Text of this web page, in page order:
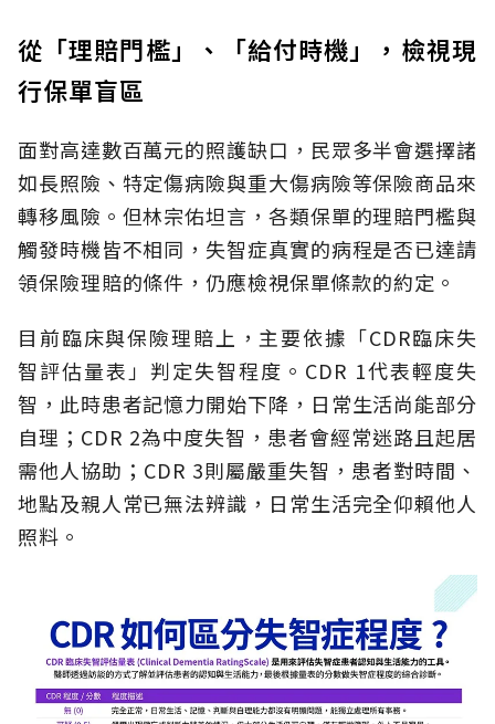
從「理賠門檻」、「給付時機」，檢視現
行保單盲區
面對高達數百萬元的照護缺口，民眾多半會選擇諸
如長照險、特定傷病險與重大傷病險等保險商品來
轉移風險。但林宗佑坦言，各類保單的理賠門檻與
觸發時機皆不相同，失智症真實的病程是否已達請
領保險理賠的條件，仍應檢視保單條款的約定。
目前臨床與保險理賠上，主要依據「CDR臨床失
智評估量表」判定失智程度。CDR 1代表輕度失
智，此時患者記憶力開始下降，日常生活尚能部分
自理；CDR 2為中度失智，患者會經常迷路且起居
需他人協助；CDR 3則屬嚴重失智，患者對時間、
地點及親人常已無法辨識，日常生活完全仰賴他人
照料。